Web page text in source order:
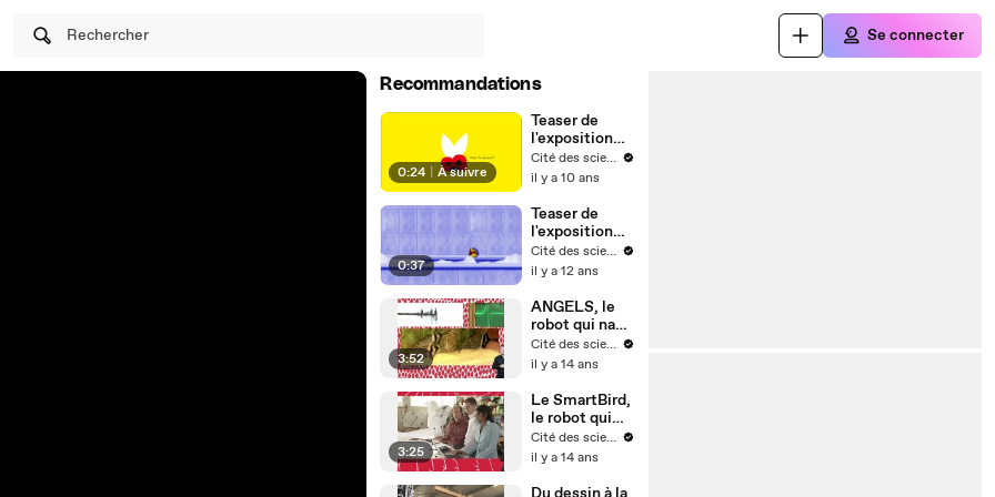
Rechercher Se connecter
Recommandations
0:24 À suivre
Teaser de
l'exposition
"Bébés
Animaux"
Cité des sciences et de l'industrie
il y a 10 ans
0:37
Teaser de
l'exposition
#Risque
Cité des sciences et de l'industrie
il y a 12 ans
3:52
ANGELS, le
robot qui nage
comme une
anguille
Cité des sciences et de l'industrie
il y a 14 ans
3:25
Le SmartBird,
le robot qui
vole comme
un oiseau
Cité des sciences et de l'industrie
il y a 14 ans